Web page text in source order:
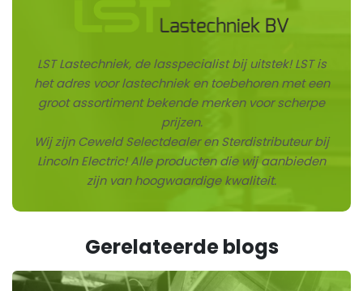
LST Lastechniek, de lasspecialist bij uitstek! LST is
het adres voor lastechniek en toebehoren met een
groot assortiment bekende merken voor scherpe
prijzen.
Wij zijn Ceweld Selectdealer en Sterdistributeur bij
Lincoln Electric! Alle producten die wij aanbieden
zijn van hoogwaardige kwaliteit.
Gerelateerde blogs